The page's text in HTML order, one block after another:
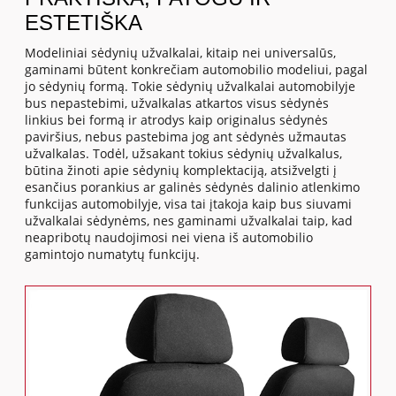
ESTETIŠKA
Modeliniai sėdynių užvalkalai, kitaip nei universalūs,
gaminami būtent konkrečiam automobilio modeliui, pagal
jo sėdynių formą. Tokie sėdynių užvalkalai automobilyje
bus nepastebimi, užvalkalas atkartos visus sėdynės
linkius bei formą ir atrodys kaip originalus sėdynės
paviršius, nebus pastebima jog ant sėdynės užmautas
užvalkalas. Todėl, užsakant tokius sėdynių užvalkalus,
būtina žinoti apie sėdynių komplektaciją, atsižvelgti į
esančius porankius ar galinės sėdynės dalinio atlenkimo
funkcijas automobilyje, visa tai įtakoja kaip bus siuvami
užvalkalai sėdynėms, nes gaminami užvalkalai taip, kad
neapribotų naudojimosi nei viena iš automobilio
gamintojo numatytų funkcijų.